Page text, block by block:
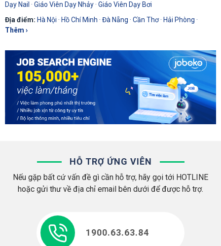
Dạy Nail · Giáo Viên Dạy Nhảy· Giáo Viên Dạy Bơi
Địa điểm: Hà Nội · Hồ Chí Minh · Đà Nẵng · Cần Thơ· Hải Phòng ·
Thêm ›
HỖ TRỢ ỨNG VIÊN
Nếu gặp bất cứ vấn đề gì cần hỗ trợ, hãy gọi tới HOTLINE
hoặc gửi thư về địa chỉ email bên dưới để được hỗ trợ.
1900.63.63.84